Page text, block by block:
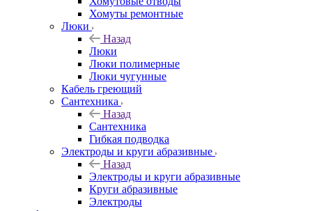
Хомуты ремонтные
Люки
Назад
Люки
Люки полимерные
Люки чугунные
Кабель греющий
Сантехника
Назад
Сантехника
Гибкая подводка
Электроды и круги абразивные
Назад
Электроды и круги абразивные
Круги абразивные
Электроды